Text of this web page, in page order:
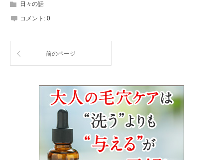
日々の話
コメント: 0
前のページ